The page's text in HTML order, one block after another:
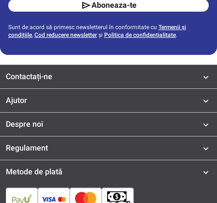
Aboneaza-te
Sunt de acord să primesc newsletterul în conformitate cu Termenii și
condițiile, Cod reducere newsletter și Politica de confidențialitate.
Contactați-ne
Ajutor
Despre noi
Regulament
Metode de plată